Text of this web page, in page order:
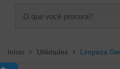
Início Utilidades Limpeza